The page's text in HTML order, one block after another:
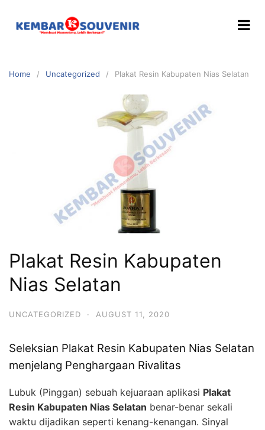
Home Uncategorized Plakat Resin Kabupaten Nias Selatan
Plakat Resin Kabupaten
Nias Selatan
UNCATEGORIZED · AUGUST 11, 2020
Seleksian Plakat Resin Kabupaten Nias Selatan
menjelang Penghargaan Rivalitas
Lubuk (Pinggan) sebuah kejuaraan aplikasi Plakat
Resin Kabupaten Nias Selatan benar-benar sekali
waktu dijadikan seperti kenang-kenangan. Sinyal